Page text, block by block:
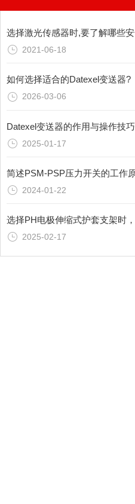
2021-06-18
如何选择适合的Datexel变送器?
2026-03-06
Datexel变送器的作用与操作技巧
2025-01-17
2024-01-22
2025-02-17